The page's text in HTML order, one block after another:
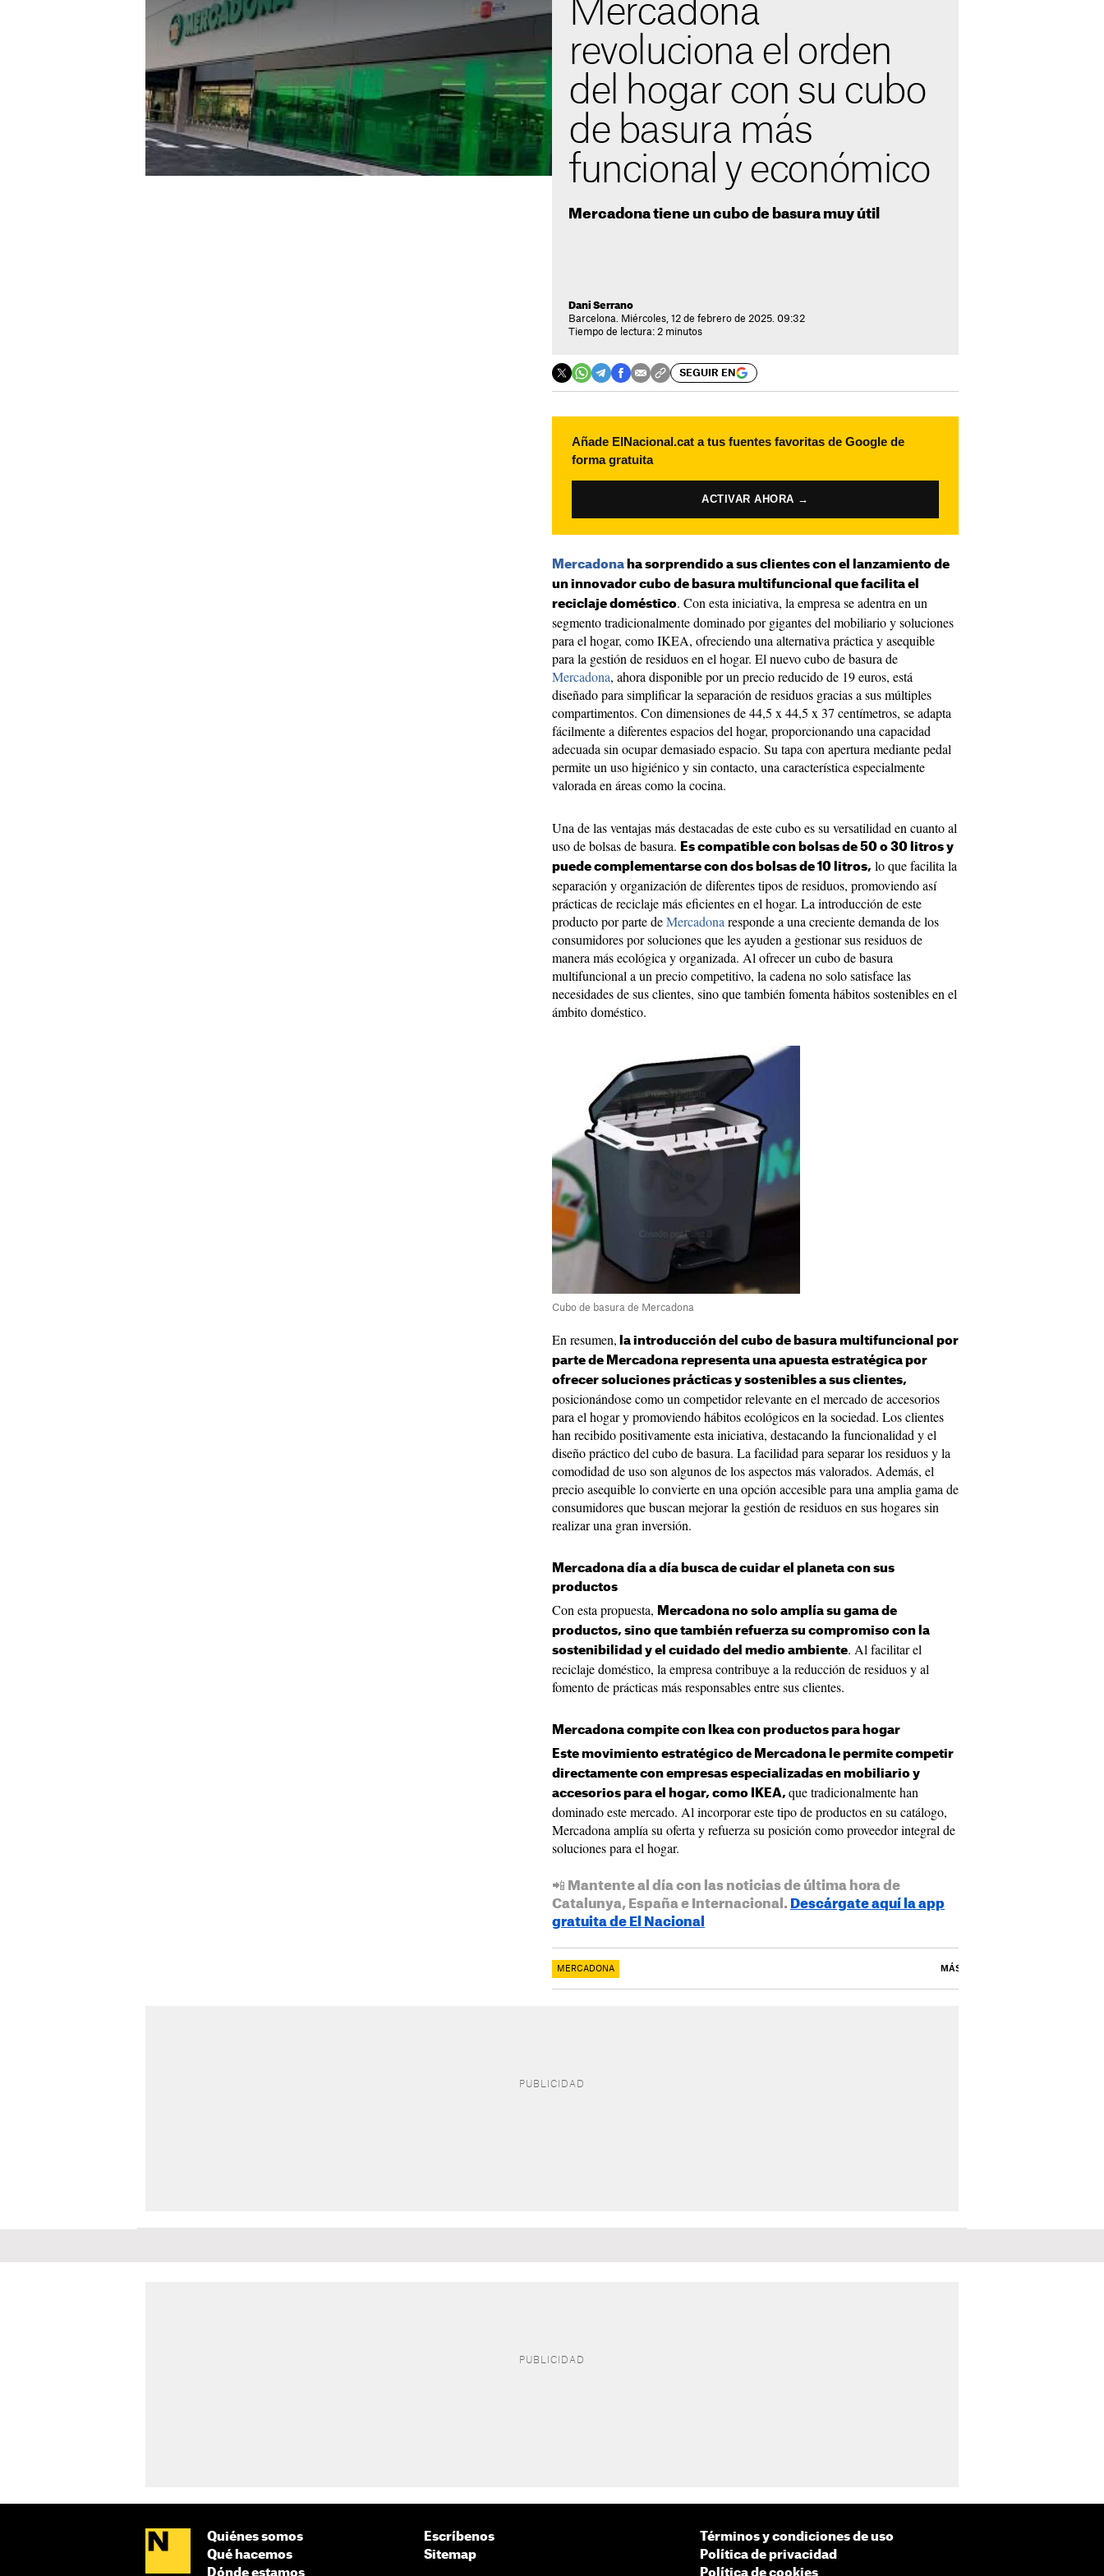
Mercadona
revoluciona el orden
del hogar con su cubo
de basura más
funcional y económico
Mercadona tiene un cubo de basura muy útil
Dani Serrano
Barcelona. Miércoles, 12 de febrero de 2025. 09:32
Tiempo de lectura: 2 minutos
SEGUIR EN
Añade ElNacional.cat a tus fuentes favoritas de Google de
forma gratuita
ACTIVAR AHORA →
Mercadona ha sorprendido a sus clientes con el lanzamiento de
un innovador cubo de basura multifuncional que facilita el
reciclaje doméstico. Con esta iniciativa, la empresa se adentra en un
segmento tradicionalmente dominado por gigantes del mobiliario y soluciones
para el hogar, como IKEA, ofreciendo una alternativa práctica y asequible
para la gestión de residuos en el hogar. El nuevo cubo de basura de
Mercadona, ahora disponible por un precio reducido de 19 euros, está
diseñado para simplificar la separación de residuos gracias a sus múltiples
compartimentos. Con dimensiones de 44,5 x 44,5 x 37 centímetros, se adapta
fácilmente a diferentes espacios del hogar, proporcionando una capacidad
adecuada sin ocupar demasiado espacio. Su tapa con apertura mediante pedal
permite un uso higiénico y sin contacto, una característica especialmente
valorada en áreas como la cocina.
Una de las ventajas más destacadas de este cubo es su versatilidad en cuanto al
uso de bolsas de basura. Es compatible con bolsas de 50 o 30 litros y
puede complementarse con dos bolsas de 10 litros, lo que facilita la
separación y organización de diferentes tipos de residuos, promoviendo así
prácticas de reciclaje más eficientes en el hogar. La introducción de este
producto por parte deMercadona responde a una creciente demanda de los
consumidores por soluciones que les ayuden a gestionar sus residuos de
manera más ecológica y organizada. Al ofrecer un cubo de basura
multifuncional a un precio competitivo, la cadena no solo satisface las
necesidades de sus clientes, sino que también fomenta hábitos sostenibles en el
ámbito doméstico.
Cubo de basura de Mercadona
En resumen, la introducción del cubo de basura multifuncional por
parte de Mercadona representa una apuesta estratégica por
ofrecer soluciones prácticas y sostenibles a sus clientes,
posicionándose como un competidor relevante en el mercado de accesorios
para el hogar y promoviendo hábitos ecológicos en la sociedad. Los clientes
han recibido positivamente esta iniciativa, destacando la funcionalidad y el
diseño práctico del cubo de basura. La facilidad para separar los residuos y la
comodidad de uso son algunos de los aspectos más valorados. Además, el
precio asequible lo convierte en una opción accesible para una amplia gama de
consumidores que buscan mejorar la gestión de residuos en sus hogares sin
realizar una gran inversión.
Mercadona día a día busca de cuidar el planeta con sus
productos
Con esta propuesta, Mercadona no solo amplía su gama de
productos, sino que también refuerza su compromiso con la
sostenibilidad y el cuidado del medio ambiente. Al facilitar el
reciclaje doméstico, la empresa contribuye a la reducción de residuos y al
fomento de prácticas más responsables entre sus clientes.
Mercadona compite con Ikea con productos para hogar
Este movimiento estratégico de Mercadona le permite competir
directamente con empresas especializadas en mobiliario y
accesorios para el hogar, como IKEA, que tradicionalmente han
dominado este mercado. Al incorporar este tipo de productos en su catálogo,
Mercadona amplía su oferta y refuerza su posición como proveedor integral de
soluciones para el hogar.
📲 Mantente al día con las noticias de última hora de
Catalunya, España e Internacional. Descárgate aquí la app
gratuita de El Nacional
MERCADONA MÁS
Quiénes somos
Qué hacemos
Dónde estamos
Escríbenos
Sitemap
Términos y condiciones de uso
Política de privacidad
Política de cookies